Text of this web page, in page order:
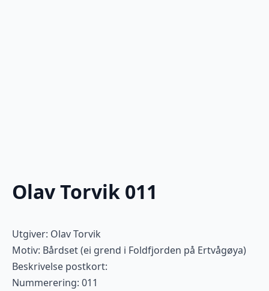
Olav Torvik 011
Utgiver: Olav Torvik
Motiv: Bårdset (ei grend i Foldfjorden på Ertvågøya)
Beskrivelse postkort:
Nummerering: 011